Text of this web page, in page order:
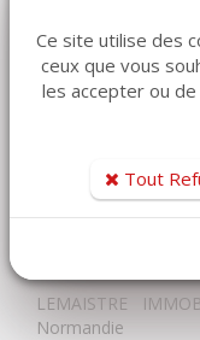
- sa discrétion
- son raffinement
Bien de PRESTIGE !
Surface terrain:
LEMAISTRE
Normandie
Ce site utilise des
ceux que vous
les accepter ou
Tout